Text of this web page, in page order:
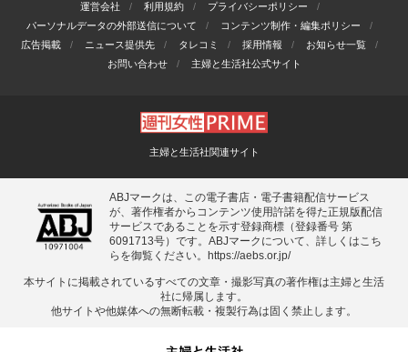
運営会社 利用規約
プライバシーポリシー
パーソナルデータの外部送信について
コンテンツ制作・編集ポリシー
広告掲載
ニュース提供先 タレコミ 採用情報
お知らせ一覧
お問い合わせ
主婦と生活社公式サイト
主婦と生活社関連サイト
ABJマークは、この電子書店・電子書籍配信サービス
が、著作権者からコンテンツ使用許諾を得た正規版配信
サービスであることを示す登録商標（登録番号 第
6091713号）です。ABJマークについて、詳しくはこち
らを御覧ください。
https://aebs.or.jp/
本サイトに掲載されているすべての⽂章・撮影写真の著作権は主婦と⽣活
社に帰属します。
他サイトや他媒体への無断転載・複製⾏為は固く禁⽌します。